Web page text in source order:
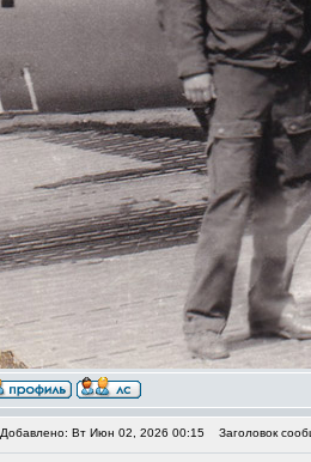
Добавлено: Вт Июн 02, 2026 00:15 Заголовок